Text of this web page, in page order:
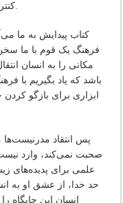
کنترل و اراده خدا بوده، و نه به صورت شانسی.
کتاب پیدایش به ما
فرهنگ یک قوم با ما
مکانی را به انسان
باشد که یاد بگیریم با
ابزاری برای بازگو
پس انتقاد مدرنیست‌ها
صحبت نمی‌کند، وارد
علمی برای پدیده‌های
حد خدا، از عشق او به
انسان این جایگاه